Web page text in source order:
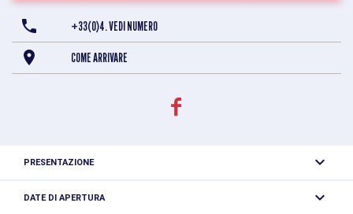
+33(0)4. VEDI NUMERO
COME ARRIVARE
PRESENTAZIONE
Chalet buvette affacciato sul massiccio del Monte Bianco
DATE DI APERTURA